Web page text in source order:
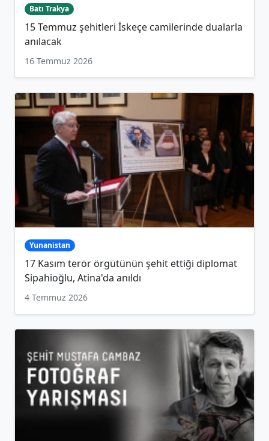
Batı Trakya
15 Temmuz şehitleri İskeçe camilerinde dualarla
anılacak
16 Temmuz 2026
Yunanistan
17 Kasım terör örgütünün şehit ettiği diplomat
Sipahioğlu, Atina'da anıldı
4 Temmuz 2026